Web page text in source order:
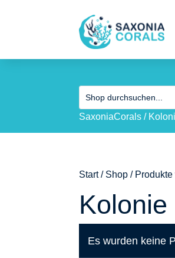
SaxoniaCorals /
Start/ Shop / Produkte
Kolonie
Es wurden keine